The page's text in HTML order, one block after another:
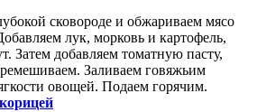
сковороде и обжариваем мясо
лук, морковь и картофель,
Затем добавляем томатную пасту,
Заливаем говяжьим
овощей. Подаем горячим.